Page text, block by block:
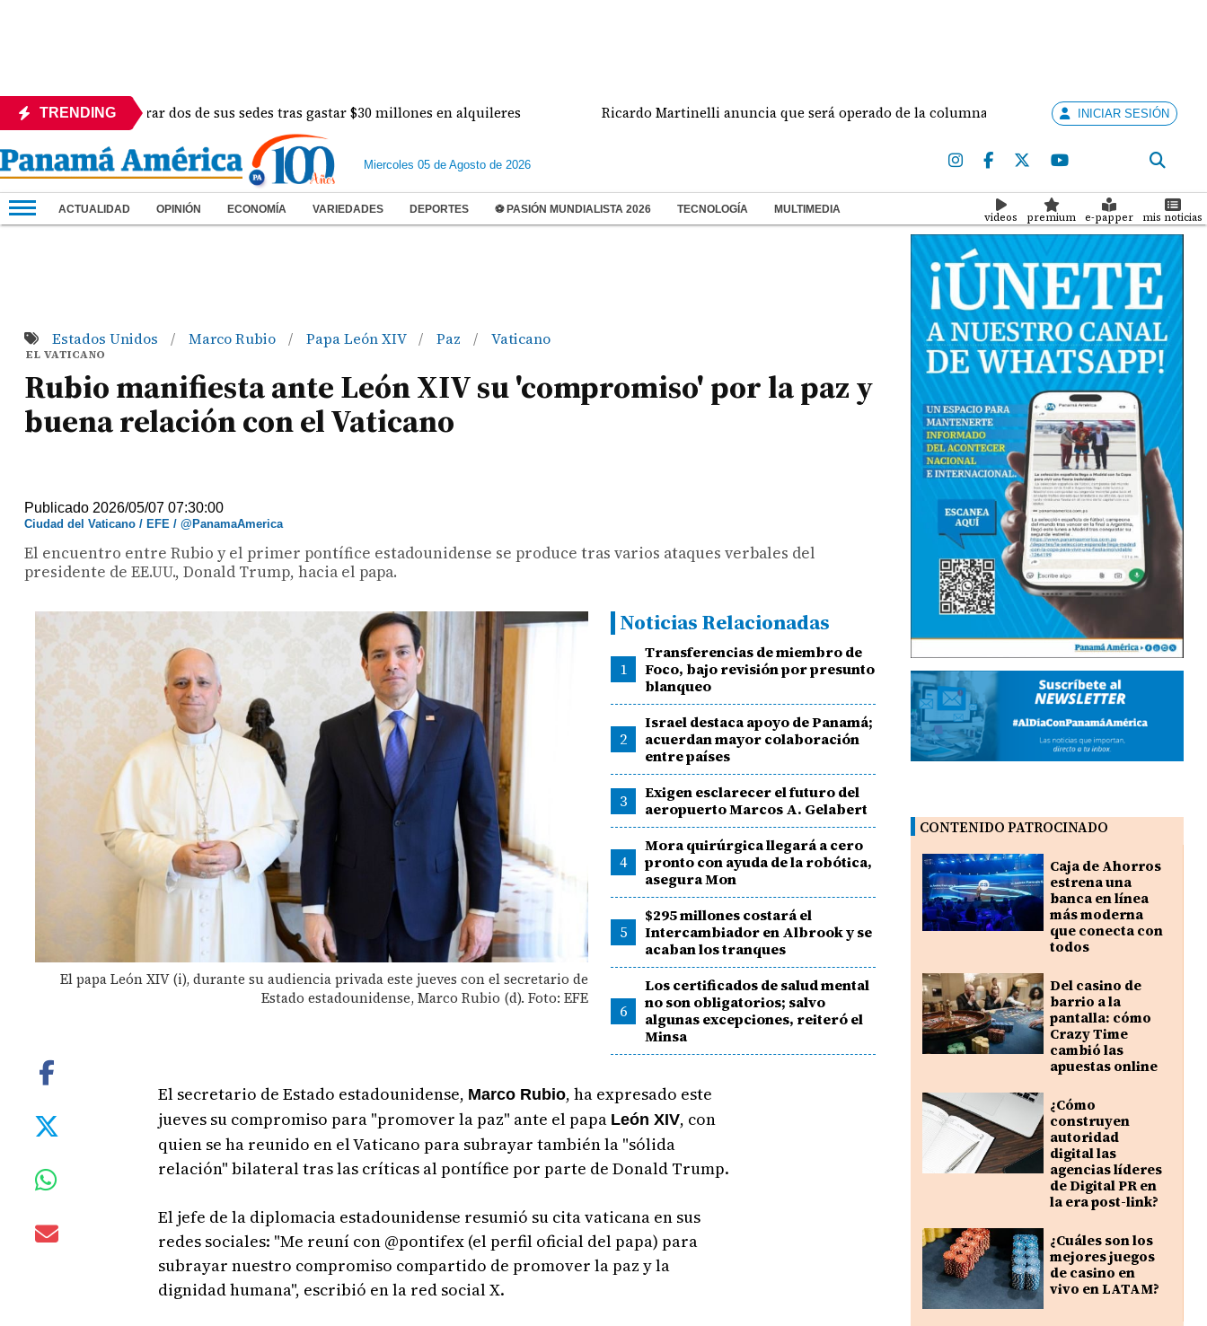
TRENDING
busca comprar dos de sus sedes tras gastar $30 millones en alquileres Ricardo Martinelli anuncia que será operado de la columna: "Voy a salir con una columna biónica"
INICIAR SESIÓN
Miercoles 05 de Agosto de 2026
ACTUALIDAD OPINIÓN ECONOMÍA VARIEDADES DEPORTES ⚽ PASIÓN MUNDIALISTA 2026 TECNOLOGÍA MULTIMEDIA
videos premium e-papper mis noticias
Estados Unidos / Marco Rubio / Papa León XIV / Paz / Vaticano
EL VATICANO
Rubio manifiesta ante León XIV su 'compromiso' por la paz y
buena relación con el Vaticano
Publicado 2026/05/07 07:30:00
Ciudad del Vaticano / EFE / @PanamaAmerica
El encuentro entre Rubio y el primer pontífice estadounidense se produce tras varios ataques verbales del
presidente de EE.UU., Donald Trump, hacia el papa.
El papa León XIV (i), durante su audiencia privada este jueves con el secretario de
Estado estadounidense, Marco Rubio (d). Foto: EFE
Noticias Relacionadas
1
Transferencias de miembro de
Foco, bajo revisión por presunto
blanqueo
2
Israel destaca apoyo de Panamá;
acuerdan mayor colaboración
entre países
3
Exigen esclarecer el futuro del
aeropuerto Marcos A. Gelabert
4
Mora quirúrgica llegará a cero
pronto con ayuda de la robótica,
asegura Mon
5
$295 millones costará el
Intercambiador en Albrook y se
acaban los tranques
6
Los certificados de salud mental
no son obligatorios; salvo
algunas excepciones, reiteró el
Minsa
El secretario de Estado estadounidense, Marco Rubio, ha expresado este
jueves su compromiso para "promover la paz" ante el papa León XIV, con
quien se ha reunido en el Vaticano para subrayar también la "sólida
relación" bilateral tras las críticas al pontífice por parte de Donald Trump.
El jefe de la diplomacia estadounidense resumió su cita vaticana en sus
redes sociales: "Me reuní con @pontifex (el perfil oficial del papa) para
subrayar nuestro compromiso compartido de promover la paz y la
dignidad humana", escribió en la red social X.
CONTENIDO PATROCINADO
Caja de Ahorros
estrena una
banca en línea
más moderna
que conecta con
todos
Del casino de
barrio a la
pantalla: cómo
Crazy Time
cambió las
apuestas online
¿Cómo
construyen
autoridad
digital las
agencias líderes
de Digital PR en
la era post-link?
¿Cuáles son los
mejores juegos
de casino en
vivo en LATAM?